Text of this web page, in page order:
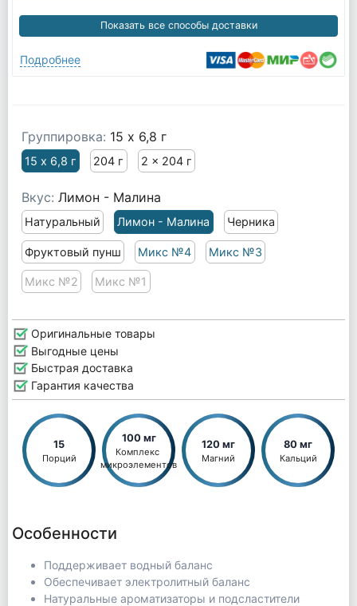
Показать все способы доставки
Подробнее
Группировка: 15 х 6,8 г
15 х 6,8 г 204 г 2 x 204 г
Вкус: Лимон - Малина
Натуральный Лимон - Малина Черника
Фруктовый пунш Микс №4 Микс №3
Микс №2 Микс №1
Оригинальные товары
Выгодные цены
Быстрая доставка
Гарантия качества
15
Порций
100 мг
Комплекс
микроэлементов
120 мг
Магний
80 мг
Кальций
Особенности
Поддерживает водный баланс
Обеспечивает электролитный баланс
Натуральные ароматизаторы и подсластители